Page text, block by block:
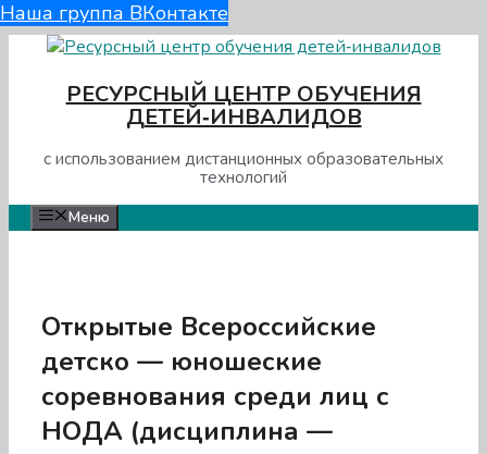
Перейти
содержимому
РЕСУРСНЫЙ ЦЕНТР ОБУЧЕНИЯ
ДЕТЕЙ‑ИНВАЛИДОВ
с использованием дистанционных образовательных
технологий
Меню
Открытые Всероссийские
детско — юношеские
соревнования среди лиц с
НОДА (дисциплина —
Наша группа ВКонтакте